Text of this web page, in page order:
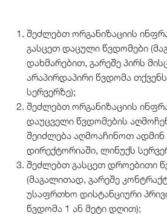
შეძლებთ ორგანიზაციის
გასცეთ დაცული წვდომები
დახმარებით, გარეშე პირს
არაპირდაპირი წვდომა
სერვერზე);
შეძლებთ ორგანიზაციის
დაუცველი წვდომების
შეიძლება აღმოაჩინოთ ადმინ
დირექტორიაში, ლინუქს
შეძლებთ გასცეთ დროებითი
(მაგალითად, გარეშე
უსაფრთხო დისტანციური
წვდომა 1 ან მეტი დღით);